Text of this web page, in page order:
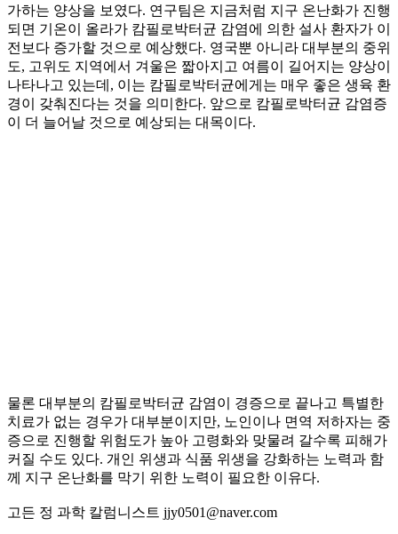
가하는 양상을 보였다. 연구팀은 지금처럼 지구 온난화가 진행
되면 기온이 올라가 캄필로박터균 감염에 의한 설사 환자가 이
전보다 증가할 것으로 예상했다. 영국뿐 아니라 대부분의 중위
도, 고위도 지역에서 겨울은 짧아지고 여름이 길어지는 양상이
나타나고 있는데, 이는 캄필로박터균에게는 매우 좋은 생육 환
경이 갖춰진다는 것을 의미한다. 앞으로 캄필로박터균 감염증
이 더 늘어날 것으로 예상되는 대목이다.
물론 대부분의 캄필로박터균 감염이 경증으로 끝나고 특별한
치료가 없는 경우가 대부분이지만, 노인이나 면역 저하자는 중
증으로 진행할 위험도가 높아 고령화와 맞물려 갈수록 피해가
커질 수도 있다. 개인 위생과 식품 위생을 강화하는 노력과 함
께 지구 온난화를 막기 위한 노력이 필요한 이유다.
고든 정 과학 칼럼니스트 jjy0501@naver.com